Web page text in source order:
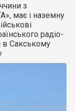
з
має і наземну
радіо-
в Сакському